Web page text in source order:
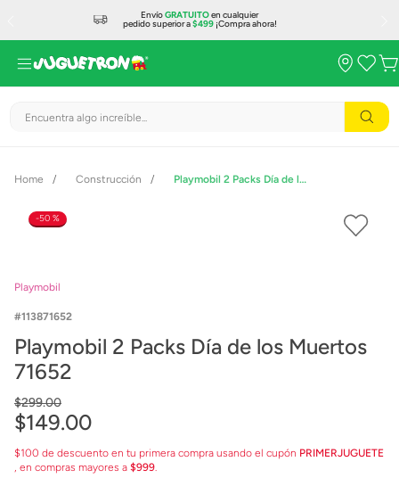
EnvíoGRATUITOen cualquier
pedido superior a$499¡Compra ahora!
Encuentra algo increíble...
Construcción Playmobil 2 Packs Día de los Muertos 71652
50 %
Playmobil
113871652
Playmobil 2 Packs Día de los Muertos
71652
$299.00
$149.00
$100 de descuento en tu primera compra usando el cupón PRIMERJUGUETE
, en compras mayores a $999.